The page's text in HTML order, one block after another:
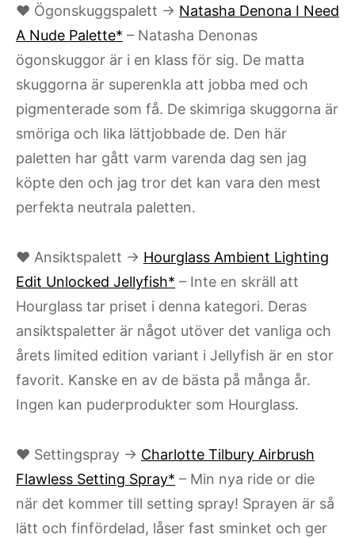
♥ Ögonskuggspalett → Natasha Denona I Need
A Nude Palette* – Natasha Denonas
ögonskuggor är i en klass för sig. De matta
skuggorna är superenkla att jobba med och
pigmenterade som få. De skimriga skuggorna är
smöriga och lika lättjobbade de. Den här
paletten har gått varm varenda dag sen jag
köpte den och jag tror det kan vara den mest
perfekta neutrala paletten.
♥ Ansiktspalett → Hourglass Ambient Lighting
Edit Unlocked Jellyfish* – Inte en skräll att
Hourglass tar priset i denna kategori. Deras
ansiktspaletter är något utöver det vanliga och
årets limited edition variant i Jellyfish är en stor
favorit. Kanske en av de bästa på många år.
Ingen kan puderprodukter som Hourglass.
♥ Settingspray → Charlotte Tilbury Airbrush
Flawless Setting Spray* – Min nya ride or die
när det kommer till setting spray! Sprayen är så
lätt och finfördelad, låser fast sminket och ger